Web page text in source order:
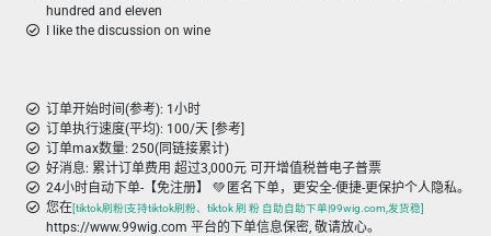
hundred and eleven
I like the discussion on wine
订单开始时间(参考): 1小时
订单执行速度(平均): 100/天 [参考]
订单max数量: 250(同链接累计)
好消息: 累计订单费用 超过3,000元 可开增值税普电子普票
24小时自动下单-【免注册】 💚 匿名下单，更安全-便捷-更保护个人隐私。
您在[tiktok刷粉|支持tiktok刷粉、tiktok 刷 粉 自助自助下单|99wig.com,发货稳]
https://www.99wig.com 平台的下单信息保密, 敬请放心。